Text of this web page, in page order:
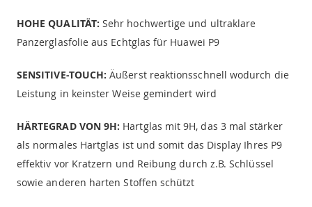
HOHE QUALITÄT: Sehr hochwertige und ultraklare
Panzerglasfolie aus Echtglas für Huawei P9
SENSITIVE-TOUCH: Äußerst reaktionsschnell wodurch die
Leistung in keinster Weise gemindert wird
HÄRTEGRAD VON 9H: Hartglas mit 9H, das 3 mal stärker
als normales Hartglas ist und somit das Display Ihres P9
effektiv vor Kratzern und Reibung durch z.B. Schlüssel
sowie anderen harten Stoffen schützt